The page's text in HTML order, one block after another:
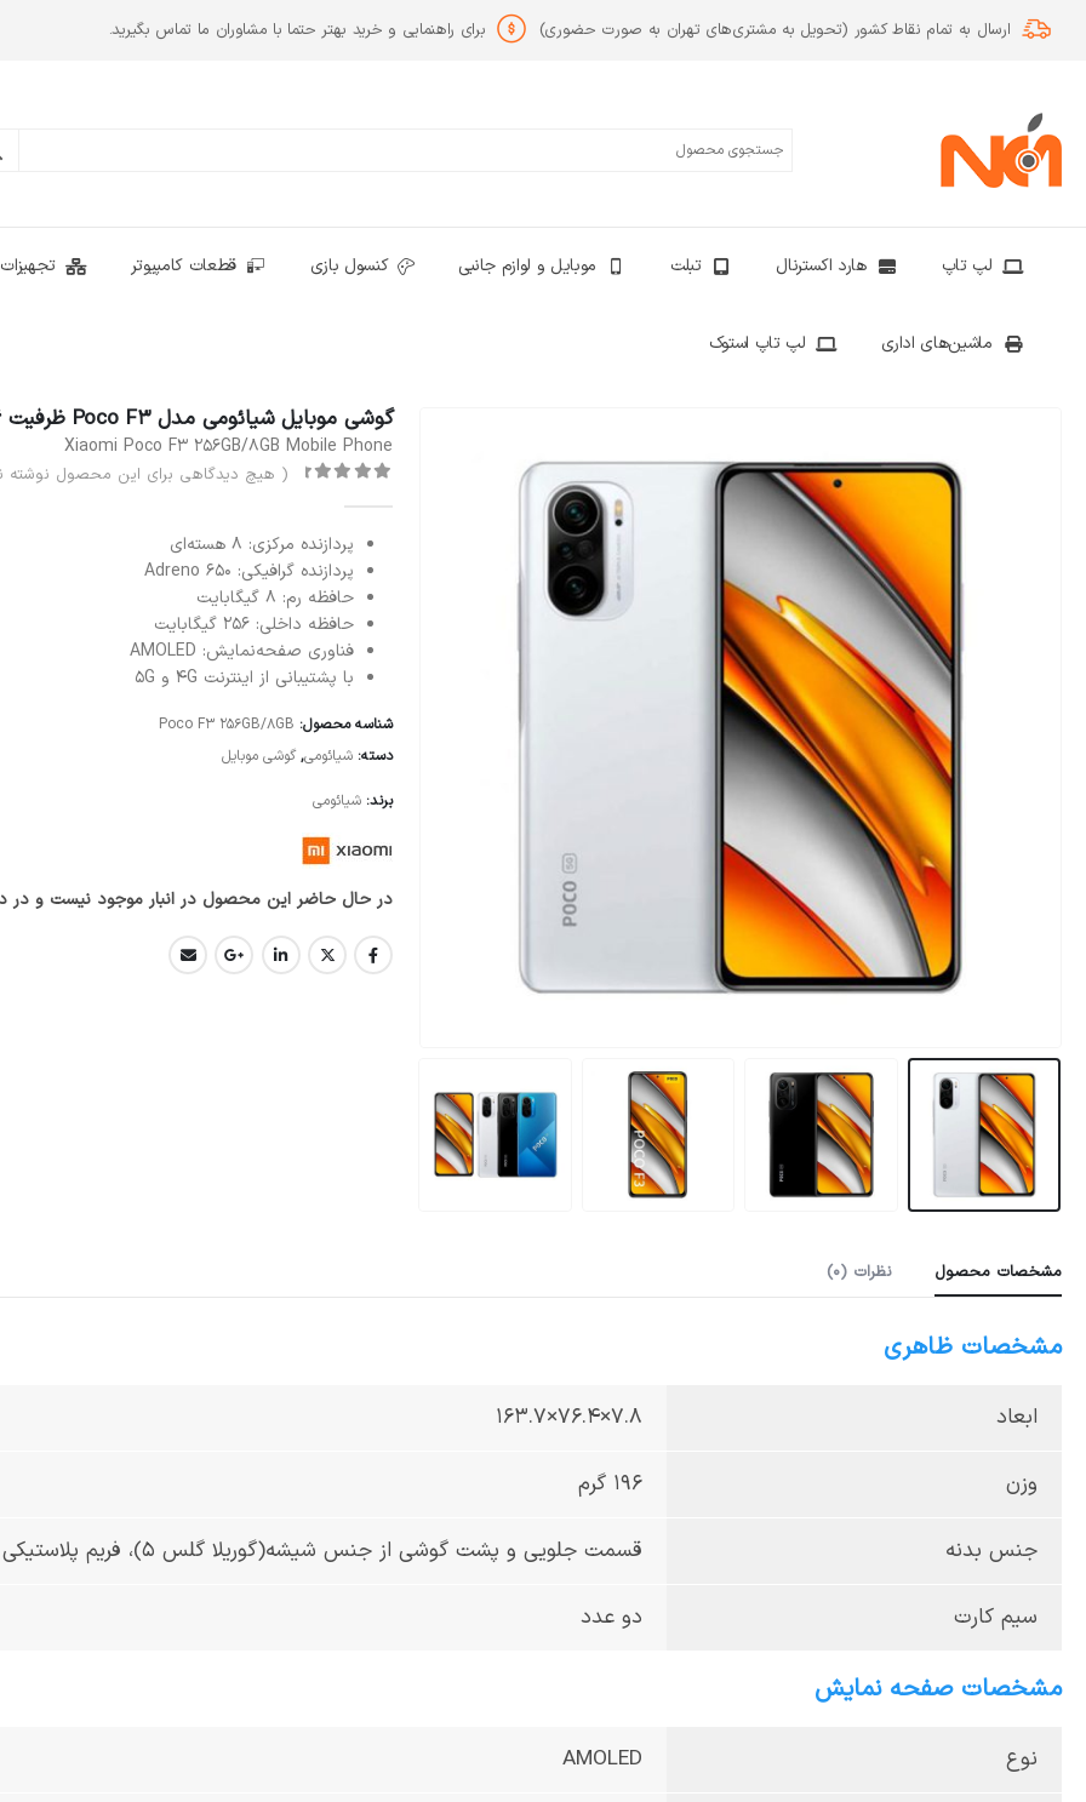
ارسال به تمام نقاط کشور (تحویل به مشتری‌های تهران به صورت حضوری) برای راهنمایی و خرید بهتر حتما با مشاوران ما تماس بگیرید.
لپ تاپ هارد اکسترنال تبلت موبایل و لوازم جانبی کنسول بازی قطعات کامپیوتر
ماشین‌های اداری لپ تاپ استوک
گوشی موبایل شیائومی مدل Poco F3 ظرفیت 256 گیگابایت و رم 8 گیگابایت
Xiaomi Poco F3 256GB/8GB Mobile Phone
( هیچ دیدگاهی برای این محصول
پردازنده مرکزی: 8 هسته‌ای
پردازنده گرافیکی: Adreno 650
حافظه رم: 8 گیگابایت
حافظه داخلی: 256 گیگابایت
فناوری صفحه‌نمایش: AMOLED
با پشتیبانی از اینترنت 4G و 5G
شناسه محصول: Poco F3 256GB/8GB
دسته: شیائومی,گوشی موبایل
برند: شیائومی
در حال حاضر این محصول در انبار موجود نیست و در
مشخصات محصول نظرات (0)
مشخصات ظاهری
ابعاد 7.8×76.4×163.7
وزن 196 گرم
جنس بدنه قسمت جلویی و پشت گوشی از جنس شیشه(گوریلا گلس 5)، فریم پلاستیکی
سیم کارت دو عدد
مشخصات صفحه نمایش
نوع AMOLED